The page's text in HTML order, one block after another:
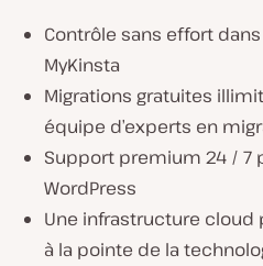
Contrôle sans effort
MyKinsta
Migrations gratuites
équipe d’experts en
Support premium 24 / 7
WordPress
Une infrastructure cloud
à la pointe de la